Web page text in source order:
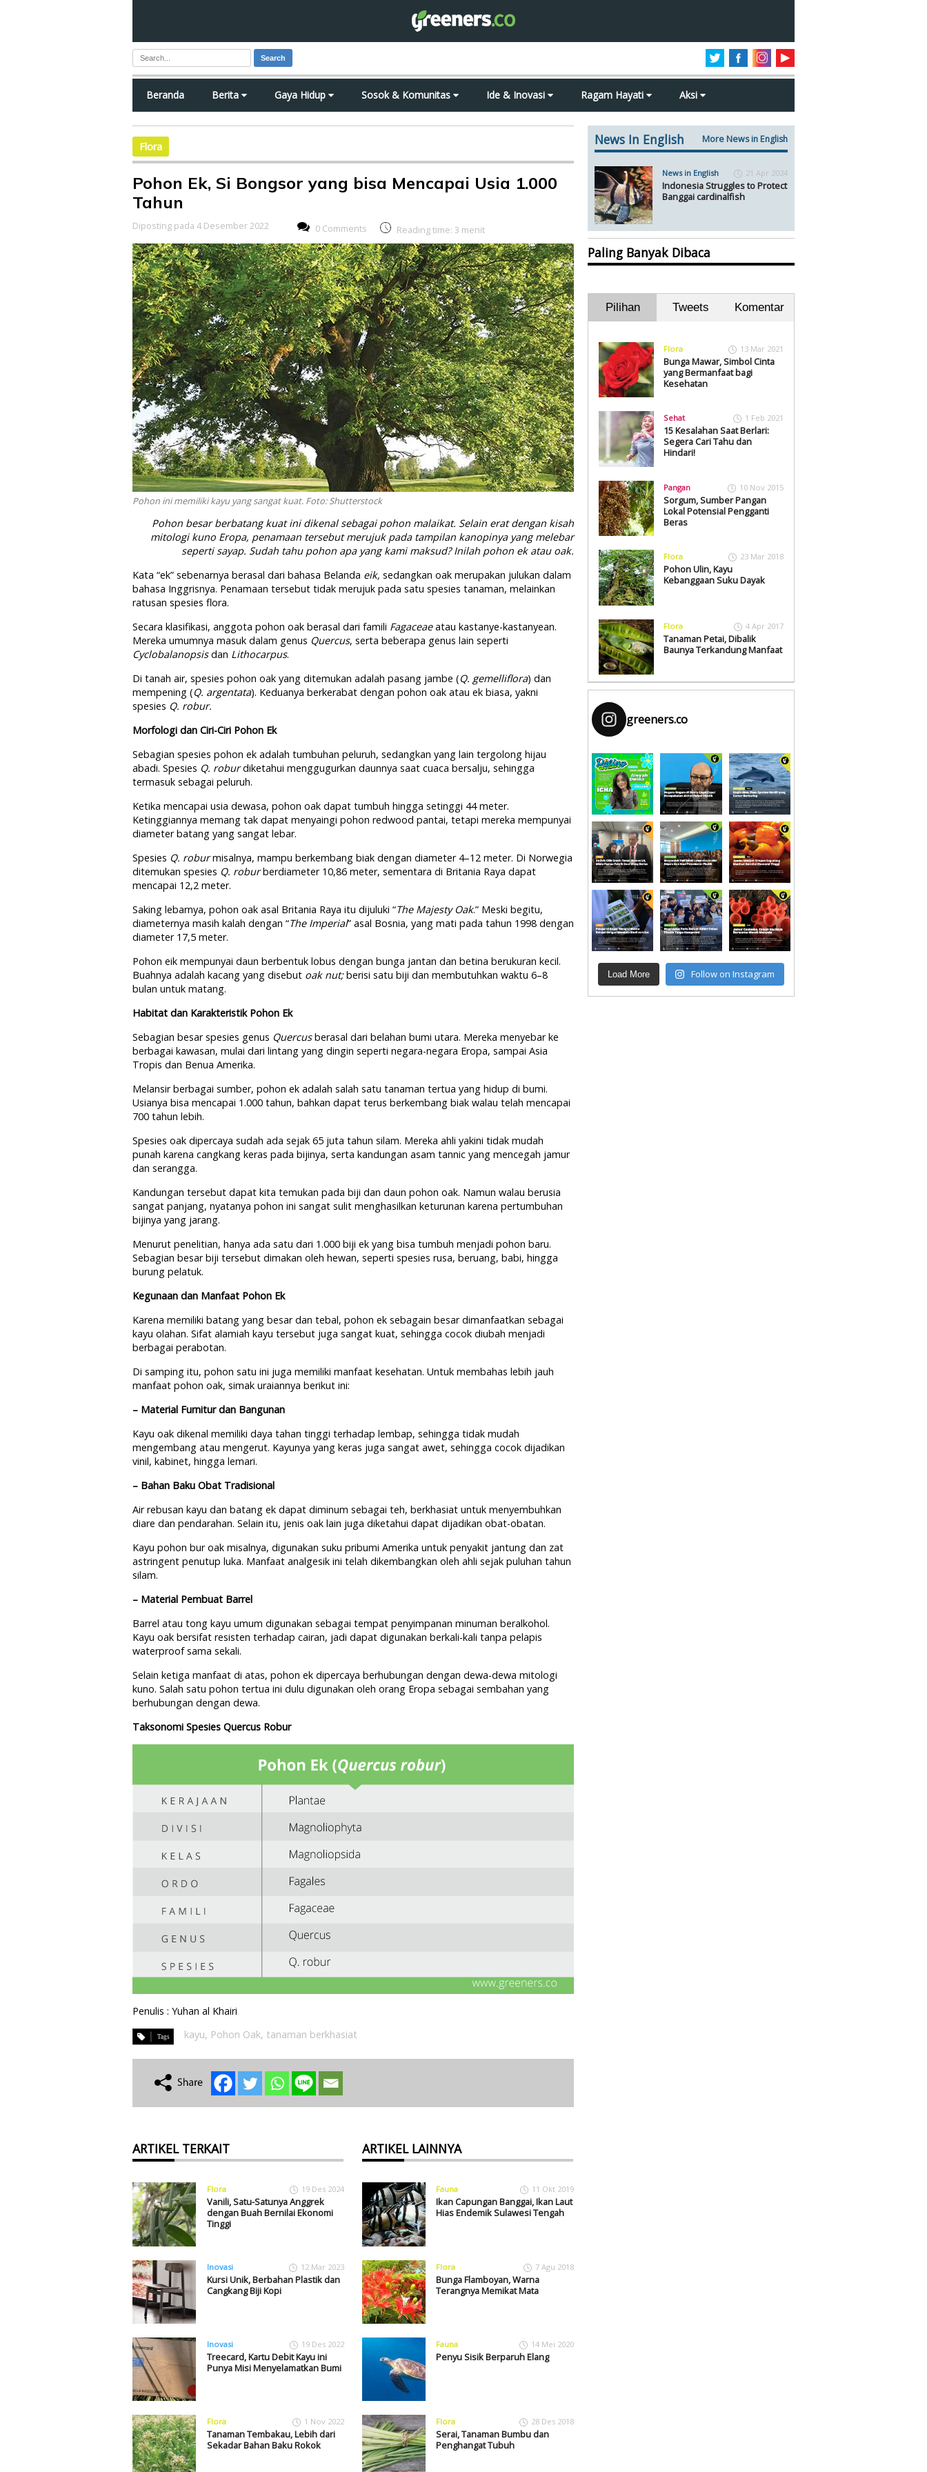
Search
Beranda Berita Gaya Hidup Sosok & Komunitas Ide & Inovasi Ragam Hayati Aksi
Flora
Pohon Ek, Si Bongsor yang bisa Mencapai Usia 1.000
Tahun
Diposting pada 4 Desember 2022 0 Comments Reading time: 3 menit
Pohon ini memiliki kayu yang sangat kuat. Foto: Shutterstock
Pohon besar berbatang kuat ini dikenal sebagai pohon malaikat. Selain erat dengan kisah
mitologi kuno Eropa, penamaan tersebut merujuk pada tampilan kanopinya yang melebar
seperti sayap. Sudah tahu pohon apa yang kami maksud? Inilah pohon ek atau oak.
Kata “ek” sebenarnya berasal dari bahasa Belanda eik, sedangkan oak merupakan julukan dalam
bahasa Inggrisnya. Penamaan tersebut tidak merujuk pada satu spesies tanaman, melainkan
ratusan spesies flora.
Secara klasifikasi, anggota pohon oak berasal dari famili Fagaceaeatau kastanye-kastanyean.
Mereka umumnya masuk dalam genus Quercus, serta beberapa genus lain seperti
Cyclobalanopsisdan Lithocarpus.
Di tanah air, spesies pohon oak yang ditemukan adalah pasang jambe (Q. gemelliflora) dan
mempening (Q. argentata). Keduanya berkerabat dengan pohon oak atau ek biasa, yakni
spesies Q. robur.
Morfologi dan Ciri-Ciri Pohon Ek
Sebagian spesies pohon ek adalah tumbuhan peluruh, sedangkan yang lain tergolong hijau
abadi. Spesies Q. roburdiketahui menggugurkan daunnya saat cuaca bersalju, sehingga
termasuk sebagai peluruh.
Ketika mencapai usia dewasa, pohon oak dapat tumbuh hingga setinggi 44 meter.
Ketinggiannya memang tak dapat menyaingi pohon redwood pantai, tetapi mereka mempunyai
diameter batang yang sangat lebar.
Spesies Q. roburmisalnya, mampu berkembang biak dengan diameter 4–12 meter. Di Norwegia
ditemukan spesies Q. roburberdiameter 10,86 meter, sementara di Britania Raya dapat
mencapai 12,2 meter.
Saking lebarnya, pohon oak asal Britania Raya itu dijuluki “The Majesty Oak.” Meski begitu,
diameternya masih kalah dengan “The Imperial” asal Bosnia, yang mati pada tahun 1998 dengan
diameter 17,5 meter.
Pohon eik mempunyai daun berbentuk lobus dengan bunga jantan dan betina berukuran kecil.
Buahnya adalah kacang yang disebut oak nut;berisi satu biji dan membutuhkan waktu 6–8
bulan untuk matang.
Habitat dan Karakteristik Pohon Ek
Sebagian besar spesies genus Quercusberasal dari belahan bumi utara. Mereka menyebar ke
berbagai kawasan, mulai dari lintang yang dingin seperti negara-negara Eropa, sampai Asia
Tropis dan Benua Amerika.
Melansir berbagai sumber, pohon ek adalah salah satu tanaman tertua yang hidup di bumi.
Usianya bisa mencapai 1.000 tahun, bahkan dapat terus berkembang biak walau telah mencapai
700 tahun lebih.
Spesies oak dipercaya sudah ada sejak 65 juta tahun silam. Mereka ahli yakini tidak mudah
punah karena cangkang keras pada bijinya, serta kandungan asam tannic yang mencegah jamur
dan serangga.
Kandungan tersebut dapat kita temukan pada biji dan daun pohon oak. Namun walau berusia
sangat panjang, nyatanya pohon ini sangat sulit menghasilkan keturunan karena pertumbuhan
bijinya yang jarang.
Menurut penelitian, hanya ada satu dari 1.000 biji ek yang bisa tumbuh menjadi pohon baru.
Sebagian besar biji tersebut dimakan oleh hewan, seperti spesies rusa, beruang, babi, hingga
burung pelatuk.
Kegunaan dan Manfaat Pohon Ek
Karena memiliki batang yang besar dan tebal, pohon ek sebagain besar dimanfaatkan sebagai
kayu olahan. Sifat alamiah kayu tersebut juga sangat kuat, sehingga cocok diubah menjadi
berbagai perabotan.
Di samping itu, pohon satu ini juga memiliki manfaat kesehatan. Untuk membahas lebih jauh
manfaat pohon oak, simak uraiannya berikut ini:
– Material Furnitur dan Bangunan
Kayu oak dikenal memiliki daya tahan tinggi terhadap lembap, sehingga tidak mudah
mengembang atau mengerut. Kayunya yang keras juga sangat awet, sehingga cocok dijadikan
vinil, kabinet, hingga lemari.
– Bahan Baku Obat Tradisional
Air rebusan kayu dan batang ek dapat diminum sebagai teh, berkhasiat untuk menyembuhkan
diare dan pendarahan. Selain itu, jenis oak lain juga diketahui dapat dijadikan obat-obatan.
Kayu pohon bur oak misalnya, digunakan suku pribumi Amerika untuk penyakit jantung dan zat
astringent penutup luka. Manfaat analgesik ini telah dikembangkan oleh ahli sejak puluhan tahun
silam.
– Material Pembuat Barrel
Barrel atau tong kayu umum digunakan sebagai tempat penyimpanan minuman beralkohol.
Kayu oak bersifat resisten terhadap cairan, jadi dapat digunakan berkali-kali tanpa pelapis
waterproof sama sekali.
Selain ketiga manfaat di atas, pohon ek dipercaya berhubungan dengan dewa-dewa mitologi
kuno. Salah satu pohon tertua ini dulu digunakan oleh orang Eropa sebagai sembahan yang
berhubungan dengan dewa.
Taksonomi Spesies Quercus Robur
Penulis : Yuhan al Khairi
kayu, Pohon Oak, tanaman berkhasiat
ARTIKEL TERKAIT
Flora 19 Des 2024
Vanili, Satu-Satunya Anggrek
dengan Buah Bernilai Ekonomi
Tinggi
Inovasi 12 Mar 2023
Kursi Unik, Berbahan Plastik dan
Cangkang Biji Kopi
Inovasi 19 Des 2022
Treecard, Kartu Debit Kayu ini
Punya Misi Menyelamatkan Bumi
Flora 1 Nov 2022
Tanaman Tembakau, Lebih dari
Sekadar Bahan Baku Rokok
ARTIKEL LAINNYA
Fauna 11 Okt 2019
Ikan Capungan Banggai, Ikan Laut
Hias Endemik Sulawesi Tengah
Flora 7 Agu 2018
Bunga Flamboyan, Warna
Terangnya Memikat Mata
Fauna 14 Mei 2020
Penyu Sisik Berparuh Elang
Flora 28 Des 2018
Serai, Tanaman Bumbu dan
Penghangat Tubuh
News In English More News in English
News in English 21 Apr 2024
Indonesia Struggles to Protect
Banggai cardinalfish
Paling Banyak Dibaca
Pilihan Tweets Komentar
Flora 13 Mar 2021
Bunga Mawar, Simbol Cinta
yang Bermanfaat bagi
Kesehatan
Sehat 1 Feb 2021
15 Kesalahan Saat Berlari:
Segera Cari Tahu dan
Hindari!
Pangan 10 Nov 2015
Sorgum, Sumber Pangan
Lokal Potensial Pengganti
Beras
Flora 23 Mar 2018
Pohon Ulin, Kayu
Kebanggaan Suku Dayak
Flora 4 Apr 2017
Tanaman Petai, Dibalik
Baunya Terkandung Manfaat
greeners.co
Load More Follow on Instagram